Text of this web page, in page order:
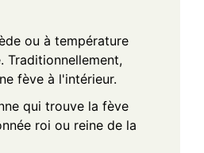
ou à température
Traditionnellement,
fève à l'intérieur.
qui trouve la fève
roi ou reine de la